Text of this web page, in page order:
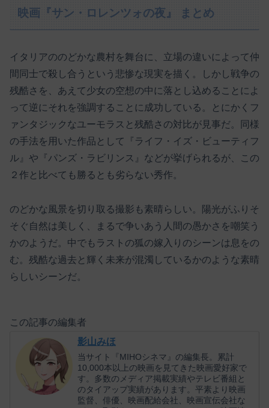
映画『サン・ロレンツォの夜』 まとめ
イタリアののどかな農村を舞台に、立場の違いによって仲
間同士で殺し合うという悲惨な現実を描く。しかし戦争の
残酷さを、あえて少女の空想の中に落とし込めることによ
って逆にそれを強調することに成功している。とにかくフ
ァンタジックなユーモラスと残酷さの対比が見事だ。同様
の手法を用いた作品として『ライフ・イズ・ビューティフ
ル』や『パンズ・ラビリンス』などが挙げられるが、この
２作と比べても勝るとも劣らない秀作。
のどかな風景を切り取る撮影も素晴らしい。陽光がふりそ
そぐ自然は美しく、まるで争いあう人間の愚かさを嘲笑う
かのようだ。中でもラストの狐の嫁入りのシーンは息をの
む。残酷な過去と輝く未来が混濁しているかのような素晴
らしいシーンだ。
この記事の編集者
影山みほ
当サイト『MIHOシネマ』の編集長。累計
10,000本以上の映画を見てきた映画愛好家で
す。多数のメディア掲載実績やテレビ番組と
のタイアップ実績があります。平素より映画
監督、俳優、映画配給会社、映画宣伝会社な